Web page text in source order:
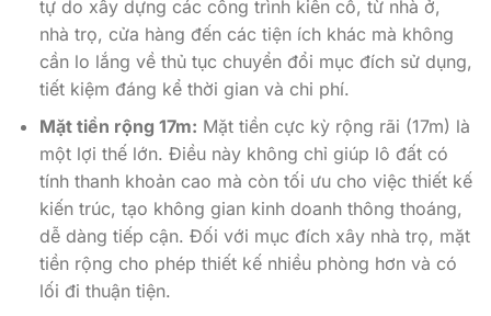
tự do xây dựng các công trình kiên cố, từ nhà ở,
nhà trọ, cửa hàng đến các tiện ích khác mà không
cần lo lắng về thủ tục chuyển đổi mục đích sử dụng,
tiết kiệm đáng kể thời gian và chi phí.
Mặt tiền rộng 17m: Mặt tiền cực kỳ rộng rãi (17m) là
một lợi thế lớn. Điều này không chỉ giúp lô đất có
tính thanh khoản cao mà còn tối ưu cho việc thiết kế
kiến trúc, tạo không gian kinh doanh thông thoáng,
dễ dàng tiếp cận. Đối với mục đích xây nhà trọ, mặt
tiền rộng cho phép thiết kế nhiều phòng hơn và có
lối đi thuận tiện.